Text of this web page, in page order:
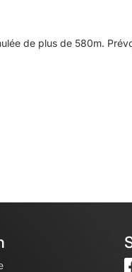
de plus de 580m.